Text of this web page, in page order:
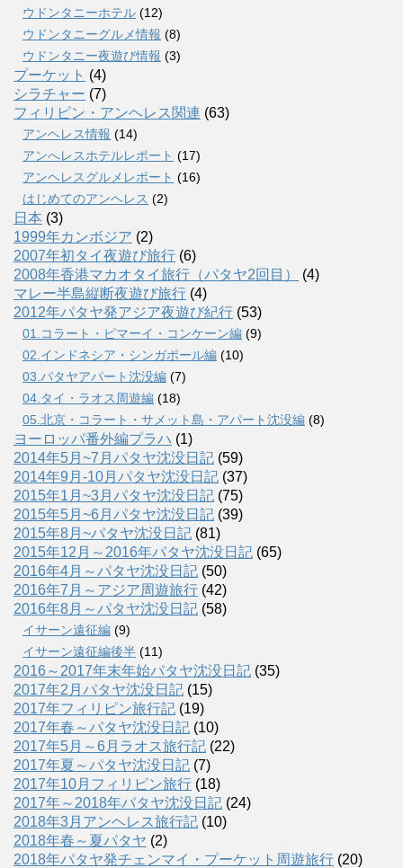
ウドンタニーホテル (12)
ウドンタニーグルメ情報 (8)
ウドンタニー夜遊び情報 (3)
プーケット (4)
シラチャー (7)
フィリピン・アンヘレス関連 (63)
アンヘレス情報 (14)
アンへレスホテルレポート (17)
アンヘレスグルメレポート (16)
はじめてのアンヘレス (2)
日本 (3)
1999年カンボジア (2)
2007年初タイ夜遊び旅行 (6)
2008年香港マカオタイ旅行（パタヤ2回目）
(4)
マレー半島縦断夜遊び旅行 (4)
2012年パタヤ発アジア夜遊び紀行 (53)
01.コラート・ピマーイ・コンケーン編 (9)
02.インドネシア・シンガポール編 (10)
03.パタヤアパート沈没編 (7)
04.タイ・ラオス周遊編 (18)
05.北京・コラート・サメット島・アパート沈没編 (8)
ヨーロッパ番外編プラハ (1)
2014年5月~7月パタヤ沈没日記 (59)
2014年9月-10月パタヤ沈没日記 (37)
2015年1月~3月パタヤ沈没日記 (75)
2015年5月~6月パタヤ沈没日記 (39)
2015年8月~パタヤ沈没日記 (81)
2015年12月～2016年パタヤ沈没日記 (65)
2016年4月～パタヤ沈没日記 (50)
2016年7月～アジア周遊旅行 (42)
2016年8月～パタヤ沈没日記 (58)
イサーン遠征編 (9)
イサーン遠征編後半 (11)
2016～2017年末年始パタヤ沈没日記 (35)
2017年2月パタヤ沈没日記 (15)
2017年フィリピン旅行記 (19)
2017年春～パタヤ沈没日記 (10)
2017年5月～6月ラオス旅行記 (22)
2017年夏～パタヤ沈没日記 (7)
2017年10月フィリピン旅行 (18)
2017年～2018年パタヤ沈没日記 (24)
2018年3月アンヘレス旅行記 (10)
2018年春～夏パタヤ (2)
2018年パタヤ発チェンマイ・プーケット周遊旅行 (20)